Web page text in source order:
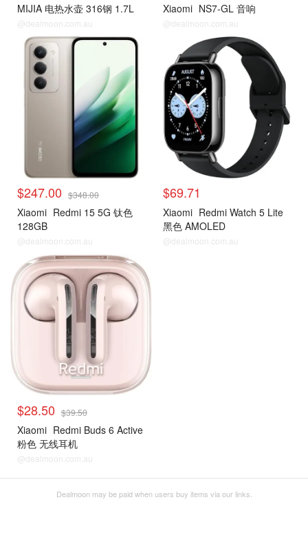
MIJIA 电热水壶 316钢 1.7L
@dealmoon.com.au
Xiaomi NS7-GL 音响
@dealmoon.com.au
$247.00 $348.00
Xiaomi Redmi 15 5G 钛色
128GB
@dealmoon.com.au
$69.71
Xiaomi Redmi Watch 5 Lite
黑色 AMOLED
@dealmoon.com.au
$28.50 $39.50
Xiaomi Redmi Buds 6 Active
粉色 无线耳机
@dealmoon.com.au
Dealmoon may be paid when users buy items via our links.